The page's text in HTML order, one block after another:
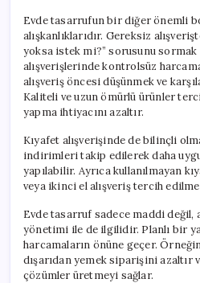
Evde tasarrufun bir diğer önemli
alışkanlıklarıdır. Gereksiz
yoksa istek mi?” sorusunu
alışverişlerinde kontrolsüz
alışveriş öncesi düşünmek ve
Kaliteli ve uzun ömürlü ürünler
yapma ihtiyacını azaltır.
Kıyafet alışverişinde de bilinçli
indirimleri takip edilerek daha
yapılabilir. Ayrıca kullanılmayan
veya ikinci el alışveriş tercih
Evde tasarruf sadece maddi değil,
yönetimi ile de ilgilidir. Planlı bir
harcamaların önüne geçer.
dışarıdan yemek siparişini azaltır
çözümler üretmeyi sağlar.